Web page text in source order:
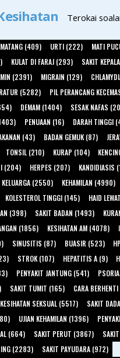
Terokai
(409) URTI (222)
MATI
KULAT DI FARAJ (293) SAKIT
(2391)
MIGRAIN (129)
(5282)
PIL PERANCANG
DEMAM (1404)
SESAK NAFAS
PENUAAN (16)
DARAH TINGGI
(43)
BADAN GEMUK (87)
TONSIL (210) KURAP (104)
(204)
HERPES (207) KANDIDIASIS
KELUARGA (2550)
KEHAMILAN (4990)
KOLESTEROL TINGGI (145)
HAID
(398)
SAKIT BADAN (1493)
(1856)
KESIHATAN AM (4078)
SINUSITIS (87) BUASIR (523)
STROK (107) HEPATITIS A (9)
PENYAKIT JANTUNG (541)
SAKIT TUMIT (165)
CARA
KESIHATAN SEKSUAL (5517)
SAKIT
UJIAN KEHAMILAN (1396)
(664)
SAKIT PERUT (3867)
(2283)
SAKIT PAYUDARA (972)